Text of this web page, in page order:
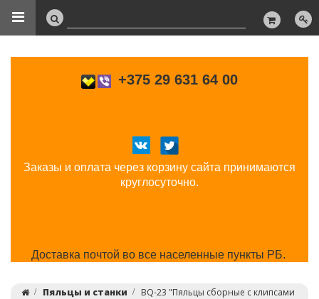
+375 29 631 64 00
Заказы и оплата через корзину сайта принимаются
круглосуточно.
Доставка почтой во все населенные пункты РБ.
Пяльцы и станки
BQ-23 "Пяльцы сборные с клипсами